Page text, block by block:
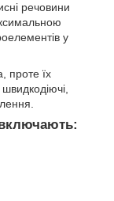
речовини
у
проте їх